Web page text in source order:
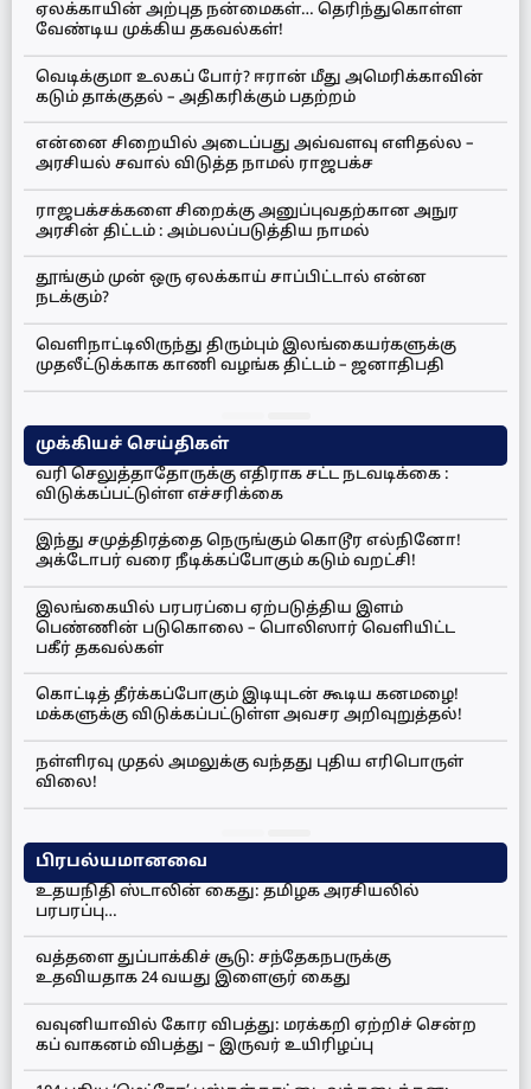
ஏலக்காயின் அற்புத நன்மைகள்… தெரிந்துகொள்ள
வேண்டிய முக்கிய தகவல்கள்!
வெடிக்குமா உலகப் போர்? ஈரான் மீது அமெரிக்காவின்
கடும் தாக்குதல் – அதிகரிக்கும் பதற்றம்
என்னை சிறையில் அடைப்பது அவ்வளவு எளிதல்ல –
அரசியல் சவால் விடுத்த நாமல் ராஜபக்ச
ராஜபக்சக்களை சிறைக்கு அனுப்புவதற்கான அநுர
அரசின் திட்டம் : அம்பலப்படுத்திய நாமல்
தூங்கும் முன் ஒரு ஏலக்காய் சாப்பிட்டால் என்ன
நடக்கும்?
வெளிநாட்டிலிருந்து திரும்பும் இலங்கையர்களுக்கு
முதலீட்டுக்காக காணி வழங்க திட்டம் – ஜனாதிபதி
முக்கியச் செய்திகள்
வரி செலுத்தாதோருக்கு எதிராக சட்ட நடவடிக்கை :
விடுக்கப்பட்டுள்ள எச்சரிக்கை
இந்து சமுத்திரத்தை நெருங்கும் கொடூர எல்நினோ!
அக்டோபர் வரை நீடிக்கப்போகும் கடும் வறட்சி!
இலங்கையில் பரபரப்பை ஏற்படுத்திய இளம்
பெண்ணின் படுகொலை – பொலிஸார் வெளியிட்ட
பகீர் தகவல்கள்
கொட்டித் தீர்க்கப்போகும் இடியுடன் கூடிய கனமழை!
மக்களுக்கு விடுக்கப்பட்டுள்ள அவசர அறிவுறுத்தல்!
நள்ளிரவு முதல் அமலுக்கு வந்தது புதிய எரிபொருள்
விலை!
பிரபல்யமானவை
உதயநிதி ஸ்டாலின் கைது: தமிழக அரசியலில்
பரபரப்பு…
வத்தளை துப்பாக்கிச் சூடு: சந்தேகநபருக்கு
உதவியதாக 24 வயது இளைஞர் கைது
வவுனியாவில் கோர விபத்து: மரக்கறி ஏற்றிச் சென்ற
கப் வாகனம் விபத்து – இருவர் உயிரிழப்பு